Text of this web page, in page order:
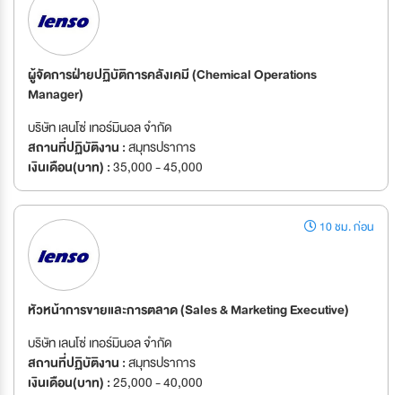
ผู้จัดการฝ่ายปฏิบัติการคลังเคมี (Chemical Operations
Manager)
บริษัท เลนโซ่ เทอร์มินอล จำกัด
สถานที่ปฏิบัติงาน :สมุทรปราการ
เงินเดือน(บาท) :35,000 - 45,000
10 ชม. ก่อน
หัวหน้าการขายและการตลาด (Sales & Marketing Executive)
บริษัท เลนโซ่ เทอร์มินอล จำกัด
สถานที่ปฏิบัติงาน :สมุทรปราการ
เงินเดือน(บาท) :25,000 - 40,000